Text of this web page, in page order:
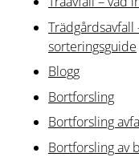
sorteringsguide
Blogg
Bortforsling
Bortforsling
Bortforsling av